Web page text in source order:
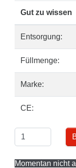
Gut zu wissen
Entsorgung:
Füllmenge:
Marke:
CE:
Momentan nicht